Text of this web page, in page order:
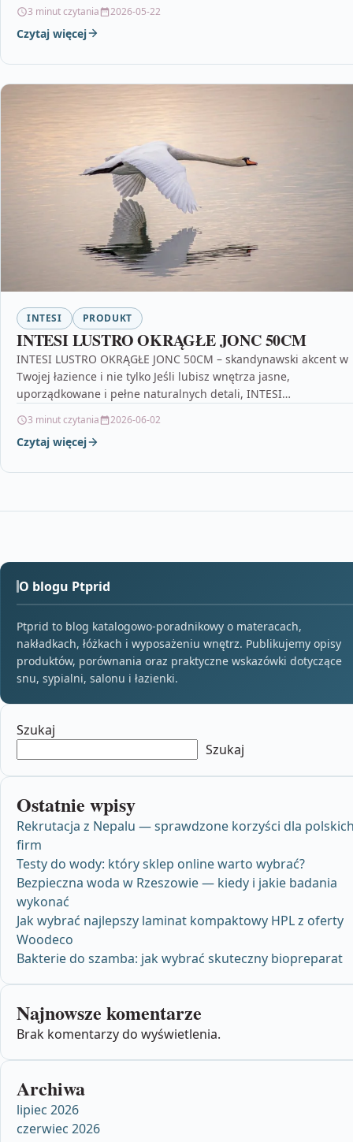
3 minut czytania 2026-05-22
Czytaj więcej
INTESI PRODUKT
INTESI LUSTRO OKRĄGŁE JONC 50CM
INTESI LUSTRO OKRĄGŁE JONC 50CM – skandynawski akcent w
Twojej łazience i nie tylko Jeśli lubisz wnętrza jasne,
uporządkowane i pełne naturalnych detali, INTESI…
3 minut czytania 2026-06-02
Czytaj więcej
O blogu Ptprid
Ptprid to blog katalogowo-poradnikowy o materacach,
nakładkach, łóżkach i wyposażeniu wnętrz. Publikujemy opisy
produktów, porównania oraz praktyczne wskazówki dotyczące
snu, sypialni, salonu i łazienki.
Szukaj
Szukaj
Ostatnie wpisy
Rekrutacja z Nepalu — sprawdzone korzyści dla
firm
Testy do wody: który sklep online warto wybrać?
Bezpieczna woda w Rzeszowie — kiedy i jakie badania
wykonać
Jak wybrać najlepszy laminat kompaktowy HPL z oferty
Woodeco
Bakterie do szamba: jak wybrać skuteczny biopreparat
Najnowsze komentarze
Brak komentarzy do wyświetlenia.
Archiwa
lipiec 2026
czerwiec 2026